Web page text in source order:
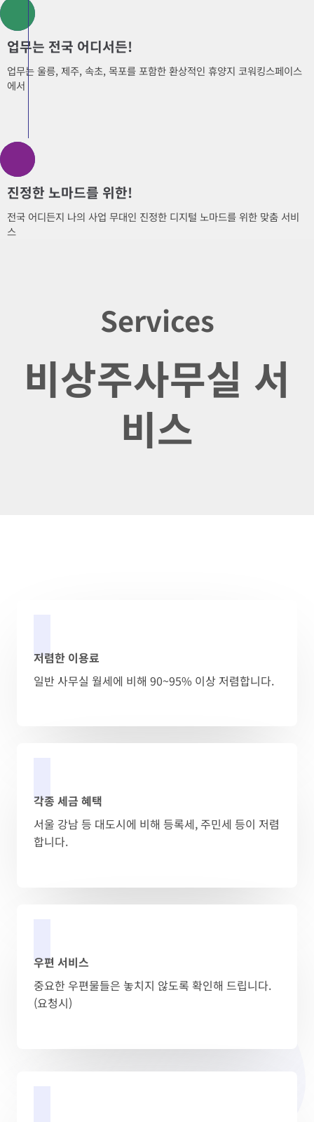
업무는 전국 어디서든!
업무는 울릉, 제주, 속초, 목포를 포함한 환상적인 휴양지 코워킹스페이스
에서
진정한 노마드를 위한!
전국 어디든지 나의 사업 무대인 진정한 디지털 노마드를 위한 맞춤 서비
스
Services
비상주사무실 서
비스
저렴한 이용료
일반 사무실 월세에 비해 90~95% 이상 저렴합니다.
각종 세금 혜택
서울 강남 등 대도시에 비해 등록세, 주민세 등이 저렴
합니다.
우편 서비스
중요한 우편물들은 놓치지 않도록 확인해 드립니다.
(요청시)